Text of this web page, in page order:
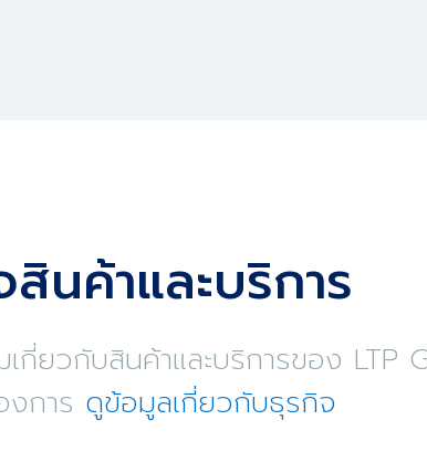
สินค้าและบริการ
กี่ยวกับสินค้าและบริการของ LTP
การ ดูข้อมูลเกี่ยวกับธุรกิจ